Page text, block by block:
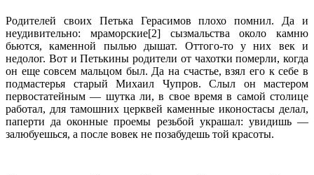
Родителей своих Петька Герасимов плохо помнил. Да и
неудивительно: мраморские[2] сызмальства около камню
бьются, каменной пылью дышат. Оттого-то у них век и
недолог. Вот и Петькины родители от чахотки померли, когда
он еще совсем мальцом был. Да на счастье, взял его к себе в
подмастерья старый Михаил Чупров. Слыл он мастером
первостатейным — шутка ли, в свое время в самой столице
работал, для тамошних церквей каменные иконостасы делал,
паперти да оконные проемы резьбой украшал: увидишь —
залюбуешься, а после вовек не позабудешь той красоты.